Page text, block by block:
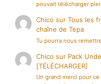
pouvait télécharger
Chico surTous les
chaîne de Tepa
Tu pourra nous
Chico sur Pack
[TÉLÉCHARGER]
Un grand merci pour